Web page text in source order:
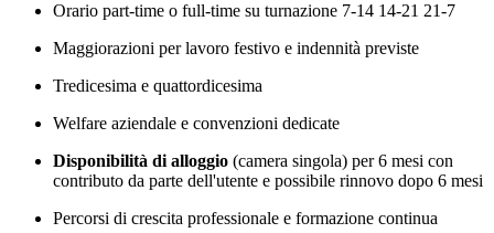
Orario part-time o full-time su turnazione 7-14 14-21 21-7
Maggiorazioni per lavoro festivo e indennità previste
Tredicesima e quattordicesima
Welfare aziendale e convenzioni dedicate
Disponibilità di alloggio (camera singola) per 6 mesi con
contributo da parte dell'utente e possibile rinnovo dopo 6 mesi
Percorsi di crescita professionale e formazione continua